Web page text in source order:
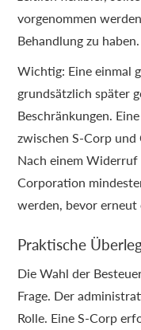
vorgenommen
Behandlung zu haben.
Wichtig: Eine einmal
grundsätzlich später
Beschränkungen.
zwischen S-Corp
Nach einem
Corporation
werden, bevor
Praktische
Die Wahl der
Frage. Der
Rolle. Eine S-Corp